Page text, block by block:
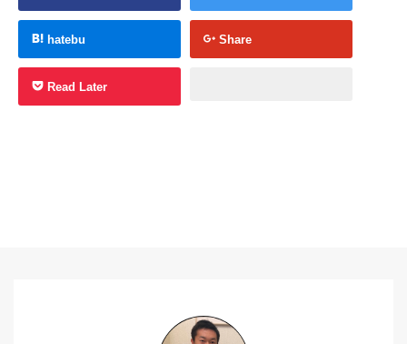
hatebu Share
Read Later